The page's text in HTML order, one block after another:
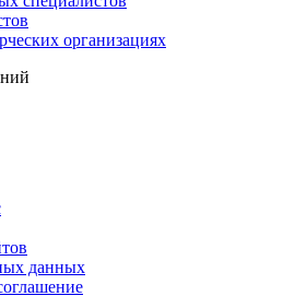
организациях
данных